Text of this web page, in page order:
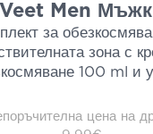
Veet Men
за
зона с
100 ml и
цена на